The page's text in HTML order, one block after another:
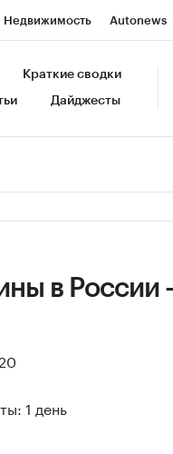
Недвижимость Autonews
СПб
Краткие сводки
Дайджесты
в России
1 день